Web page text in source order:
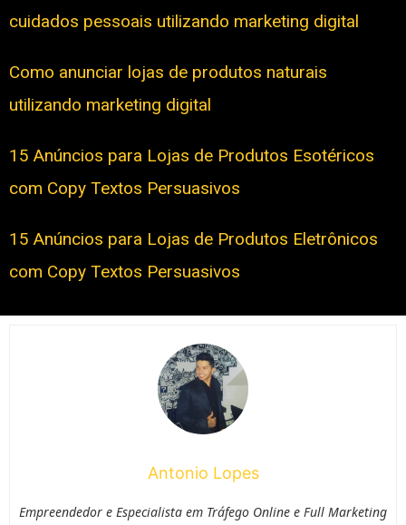
cuidados pessoais utilizando marketing digital
Como anunciar lojas de produtos naturais
utilizando marketing digital
15 Anúncios para Lojas de Produtos Esotéricos
com Copy Textos Persuasivos
15 Anúncios para Lojas de Produtos Eletrônicos
com Copy Textos Persuasivos
Antonio Lopes
Empreendedor e Especialista em Tráfego Online e Full Marketing